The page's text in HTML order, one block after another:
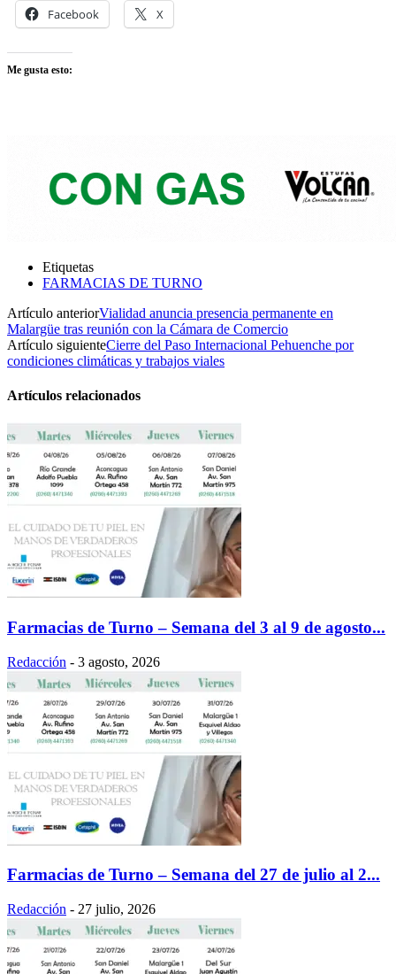
Facebook X
Me gusta esto:
Etiquetas
FARMACIAS DE TURNO
Artículo anteriorVialidad anuncia presencia permanente en
Malargüe tras reunión con la Cámara de Comercio
Artículo siguienteCierre del Paso Internacional Pehuenche por
condiciones climáticas y trabajos viales
Artículos relacionados
Farmacias de Turno – Semana del 3 al 9 de agosto...
Redacción - 3 agosto, 2026
Farmacias de Turno – Semana del 27 de julio al 2...
Redacción - 27 julio, 2026